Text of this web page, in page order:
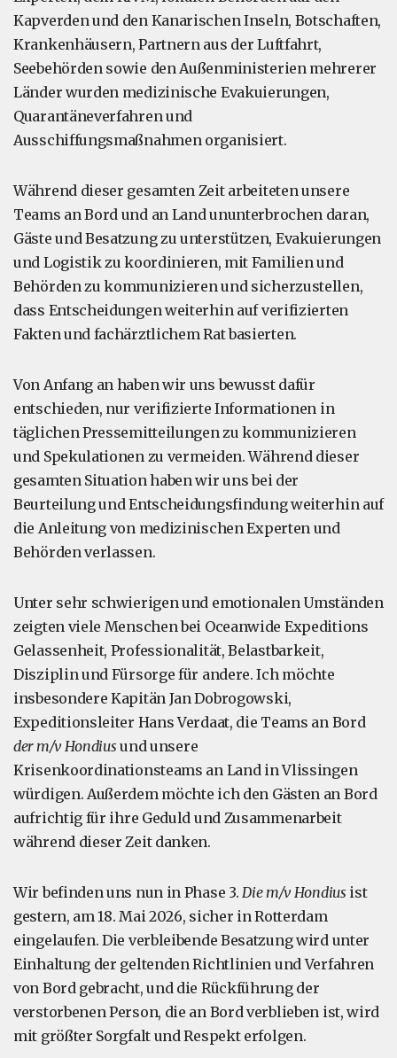
Kapverden und den Kanarischen Inseln, Botschaften,
Krankenhäusern, Partnern aus der Luftfahrt,
Seebehörden sowie den Außenministerien mehrerer
Länder wurden medizinische Evakuierungen,
Quarantäneverfahren und
Ausschiffungsmaßnahmen organisiert.
Während dieser gesamten Zeit arbeiteten unsere
Teams an Bord und an Land ununterbrochen daran,
Gäste und Besatzung zu unterstützen, Evakuierungen
und Logistik zu koordinieren, mit Familien und
Behörden zu kommunizieren und sicherzustellen,
dass Entscheidungen weiterhin auf verifizierten
Fakten und fachärztlichem Rat basierten.
Von Anfang an haben wir uns bewusst dafür
entschieden, nur verifizierte Informationen in
täglichen Pressemitteilungen zu kommunizieren
und Spekulationen zu vermeiden. Während dieser
gesamten Situation haben wir uns bei der
Beurteilung und Entscheidungsfindung weiterhin auf
die Anleitung von medizinischen Experten und
Behörden verlassen.
Unter sehr schwierigen und emotionalen Umständen
zeigten viele Menschen bei Oceanwide Expeditions
Gelassenheit, Professionalität, Belastbarkeit,
Disziplin und Fürsorge für andere. Ich möchte
insbesondere Kapitän Jan Dobrogowski,
Expeditionsleiter Hans Verdaat, die Teams an Bord
der m/v Hondius und unsere
Krisenkoordinationsteams an Land in Vlissingen
würdigen. Außerdem möchte ich den Gästen an Bord
aufrichtig für ihre Geduld und Zusammenarbeit
während dieser Zeit danken.
Wir befinden uns nun in Phase 3.Die m/v Hondius ist
gestern, am 18. Mai 2026, sicher in Rotterdam
eingelaufen. Die verbleibende Besatzung wird unter
Einhaltung der geltenden Richtlinien und Verfahren
von Bord gebracht, und die Rückführung der
verstorbenen Person, die an Bord verblieben ist, wird
mit größter Sorgfalt und Respekt erfolgen.